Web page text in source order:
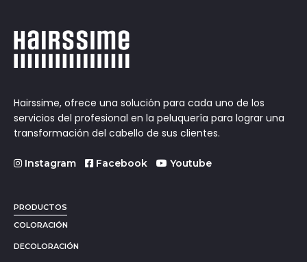
Hairssime, ofrece una solución para cada uno de los
servicios del profesional en la peluquería para lograr una
transformación del cabello de sus clientes.
Instagram Facebook Youtube
PRODUCTOS
COLORACIÓN
DECOLORACIÓN